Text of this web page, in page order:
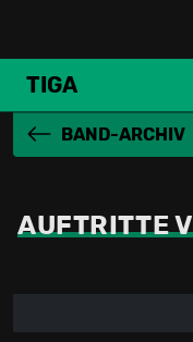
TIGA
BAND-ARCHIV
AUFTRITTE